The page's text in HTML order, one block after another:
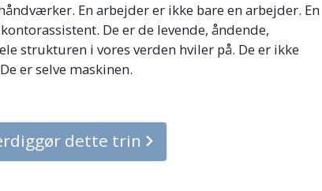
En arbejder er ikke bare en arbejder. En
De er de levende, åndende,
strukturen i vores verden hviler på. De er ikke
er selve maskinen.
dette trin